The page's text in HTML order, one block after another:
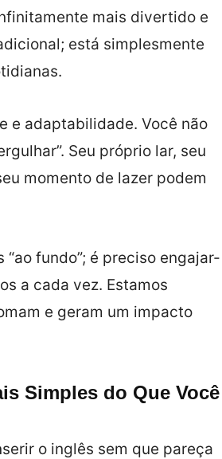
mais divertido e
está simplesmente
e adaptabilidade. Você não
Seu próprio lar, seu
momento de lazer podem
fundo”; é preciso engajar-
a cada vez. Estamos
e geram um impacto
Simples do Que Você
o inglês sem que pareça